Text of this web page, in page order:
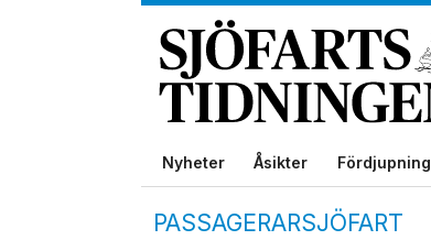
Nyheter Åsikter Fördjupning
PASSAGERARSJÖFART